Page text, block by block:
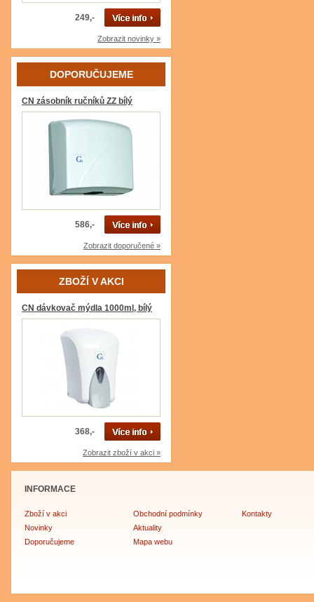
249,-
Zobrazit novinky »
DOPORUČUJEME
CN zásobník ručníků ZZ bílý
586,-
Zobrazit doporučené »
ZBOŽÍ V AKCI
CN dávkovač mýdla 1000ml, bílý
368,-
Zobrazit zboží v akci »
INFORMACE
Zboží v akci
Novinky
Doporučujeme
Obchodní podmínky
Aktuality
Mapa webu
Kontakty